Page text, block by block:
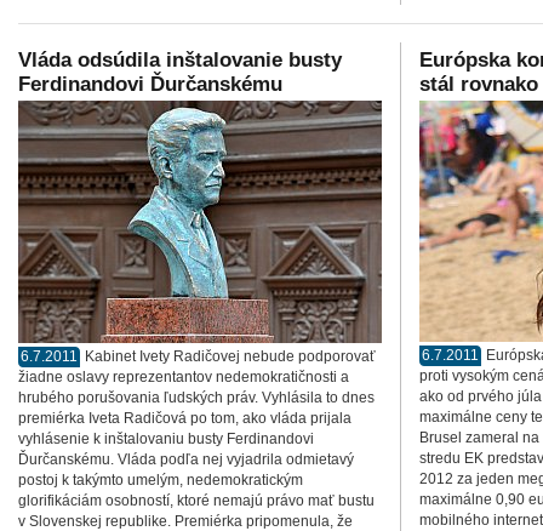
Vláda odsúdila inštalovanie busty
Ferdinandovi Ďurčanskému
6.7.2011
Kabinet Ivety Radičovej nebude podporovať
žiadne oslavy reprezentantov nedemokratičnosti a
hrubého porušovania ľudských práv. Vyhlásila to dnes
premiérka Iveta Radičová po tom, ako vláda prijala
vyhlásenie k inštalovaniu busty Ferdinandovi
Ďurčanskému. Vláda podľa nej vyjadrila odmietavý
postoj k takýmto umelým, nedemokratickým
glorifikáciám osobností, ktoré nemajú právo mať bustu
v Slovenskej republike. Premiérka pripomenula, že
Európska
stál rovnako
6.7.2011
proti vysokým
ako od prvého
maximálne ceny
Brusel zameral
stredu EK
2012 za jeden
maximálne 0,90
mobilného